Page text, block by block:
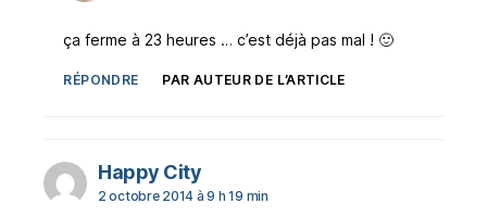
ça ferme à 23 heures … c’est déjà pas mal ! 🙂
RÉPONDRE PAR AUTEUR DE L’ARTICLE
Happy Citydit :
2 octobre 2014 à 9 h 19 min